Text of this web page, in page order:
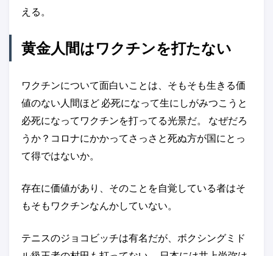
える。
黄金人間はワクチンを打たない
ワクチンについて面白いことは、そもそも生きる価
値のない人間ほど 必死になって生にしがみつこうと
必死になってワクチンを打ってる光景だ。 なぜだろ
うか？コロナにかかってさっさと死ぬ方が国にとっ
て得ではないか。
存在に価値があり、そのことを自覚している者はそ
もそもワクチンなんかしていない。
テニスのジョコビッチは有名だが、ボクシングミド